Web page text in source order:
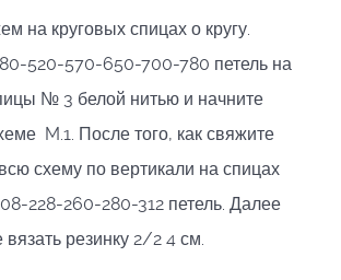
на круговых спицах о кругу.
520-570-650-700-780 петель на
№ 3 белой нитью и начните
M.1. После того, как свяжите
схему по вертикали на спицах
228-260-280-312 петель. Далее
резинку 2/2 4 см.